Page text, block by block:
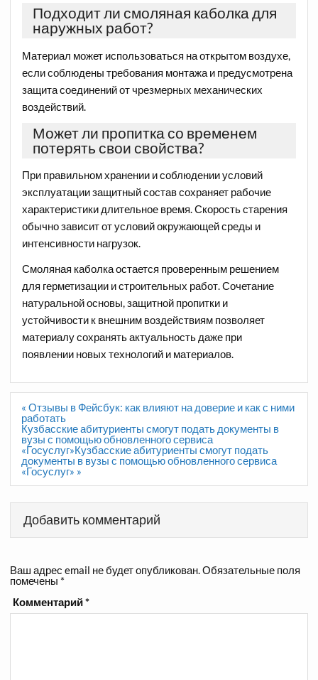
Подходит ли смоляная каболка для
наружных работ?
Материал может использоваться на открытом воздухе,
если соблюдены требования монтажа и предусмотрена
защита соединений от чрезмерных механических
воздействий.
Может ли пропитка со временем
потерять свои свойства?
При правильном хранении и соблюдении условий
эксплуатации защитный состав сохраняет рабочие
характеристики длительное время. Скорость старения
обычно зависит от условий окружающей среды и
интенсивности нагрузок.
Смоляная каболка остается проверенным решением
для герметизации и строительных работ. Сочетание
натуральной основы, защитной пропитки и
устойчивости к внешним воздействиям позволяет
материалу сохранять актуальность даже при
появлении новых технологий и материалов.
Навигация
по
записям
« Отзывы в Фейсбук: как влияют на доверие и как с ними
работать
Кузбасские абитуриенты смогут подать документы в
вузы с помощью обновленного сервиса
«Госуслуг»Кузбасские абитуриенты смогут подать
документы в вузы с помощью обновленного сервиса
«Госуслуг» »
Добавить комментарий
Ваш адрес email не будет опубликован.Обязательные поля
помечены *
Комментарий*